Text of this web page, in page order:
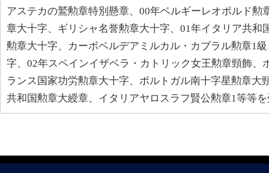
アステカの鷲勲章特別懸章、00年ベルギーレオポルド勲
章大十字、ギリシャ名誉勲章大十字、01年イタリア共和
勲章大十字、カーボベルデアミルカル・カブラル勲章1
字、02年スペインイザベラ・カトリック女王勲章頸飾、
ランス国家功労勲章大十字、ポルトガル南十字星勲章大
共和国勲章大綬章、イタリアヤロスラフ賢公勲章1等等